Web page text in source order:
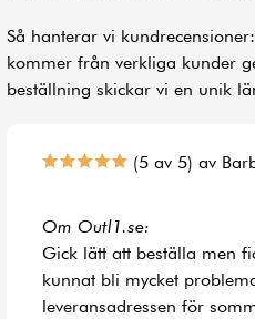
Så hanterar vi
kommer från verkliga kunder
beställning skickar vi en unik
(5 av 5) av
Om Outl1.se:
Gick lätt att beställa men
kunnat bli mycket
leveransadressen för